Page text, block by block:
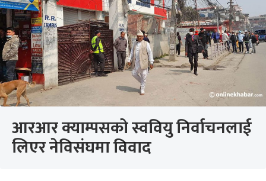
आरआर क्याम्पसको स्ववियु निर्वाचनलाई
लिएर नेविसंघमा विवाद